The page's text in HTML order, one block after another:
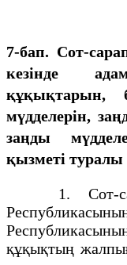
7-бап. Сот-
кезінде
құқықтарын,
мүдделерін,
заңды
қызметі
1. Сот-
құқықтың